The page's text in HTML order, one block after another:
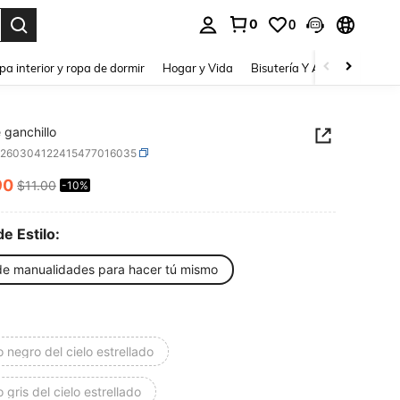
0 0
interior y ropa de dormir Hogar y Vida Bisutería Y Accesorios
ganchillo
AND AVAILABILITY
$11.00 -10%
Estilo:
manualidades para hacer tú mismo
negro del cielo estrellado
gris del cielo estrellado